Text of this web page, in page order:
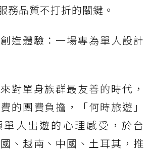
務品質不打折的關鍵。
造體驗：一場專為單人設計
對單身族群最友善的時代，
的團費負擔，「何時旅遊」
人出遊的心理感受，於台
、越南、中國、土耳其，推